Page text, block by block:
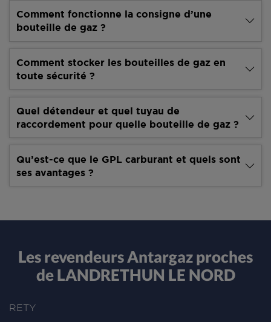
Comment fonctionne la consigne d’une
bouteille de gaz ?
Comment stocker les bouteilles de gaz en
toute sécurité ?
Quel détendeur et quel tuyau de
raccordement pour quelle bouteille de gaz ?
Qu’est-ce que le GPL carburant et quels sont
ses avantages ?
Les revendeurs Antargaz proches
de LANDRETHUN LE NORD
RETY